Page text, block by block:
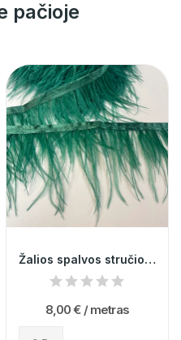
pačioje
Žalios spalvos stručio plunksnų juosta 013731
8,00 € / metras